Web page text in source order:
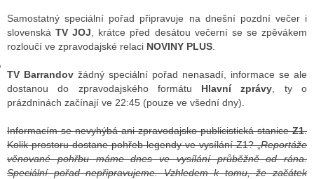
DISKUTÉRA NA RADIOTV
STARŠÍCH DISKUZÍ
Samostatný speciální pořad připravuje na dnešní pozdní večer i
slovenskáTV JOJ , krátce před desátou večerní se se zpěvákem
rozloučí ve zpravodajské relaci NOVINY PLUS
TV Barrandov žádný speciální pořad nenasadí, informace se ale
dostanou do zpravodajského formátu Hlavní zprávy , ty o
prázdninách začínají ve 22:45 (pouze ve všední dny).
Informacím se nevyhýbá ani zpravodajsko-publicistická staniceZ1.
Kolik prostoru dostane pohřeb legendy ve vysílání Z1? „Reportáže
věnované pohřbu máme dnes ve vysílání průběžně od rána.
Speciální pořad nepřipravujeme. Vzhledem k tomu, že začátek